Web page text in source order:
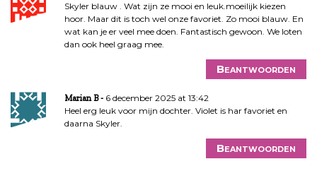
Skyler blauw . Wat zijn ze mooi en leuk.moeilijk kiezen
hoor. Maar dit is toch wel onze favoriet. Zo mooi blauw. En
wat kan je er veel mee doen. Fantastisch gewoon. We loten
dan ook heel graag mee.
Beantwoorden
Marian B
6 december 2025 at 13:42
Heel erg leuk voor mijn dochter. Violet is har favoriet en
daarna Skyler.
Beantwoorden